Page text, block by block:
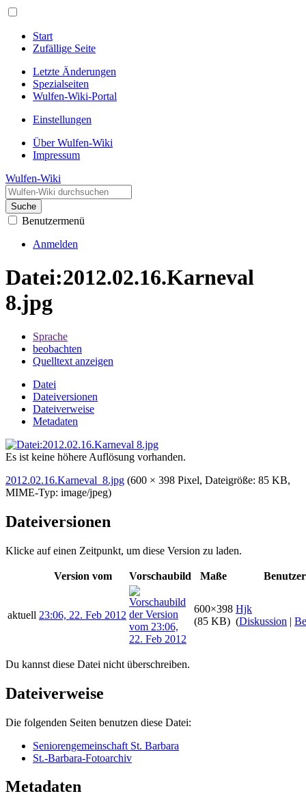
Start
Zufällige Seite
Letzte Änderungen
Spezialseiten
Wulfen-Wiki-Portal
Einstellungen
Über Wulfen-Wiki
Impressum
Wulfen-Wiki
Suche
Benutzermenü
Anmelden
Datei:2012.02.16.Karneval
8.jpg
Sprache
beobachten
Quelltext anzeigen
Datei
Dateiversionen
Dateiverweise
Metadaten
Es ist keine höhere Auflösung vorhanden.
2012.02.16.Karneval_8.jpg (600 × 398 Pixel, Dateigröße: 85 KB,
MIME-Typ: image/jpeg)
Dateiversionen
Klicke auf einen Zeitpunkt, um diese Version zu laden.
Version vom Vorschaubild Maße Benutzer
aktuell 23:06, 22. Feb 2012
600×398
(85 KB)
Hjk
(Diskussion |
Du kannst diese Datei nicht überschreiben.
Dateiverweise
Die folgenden Seiten benutzen diese Datei:
Seniorengemeinschaft St. Barbara
St.-Barbara-Fotoarchiv
Metadaten